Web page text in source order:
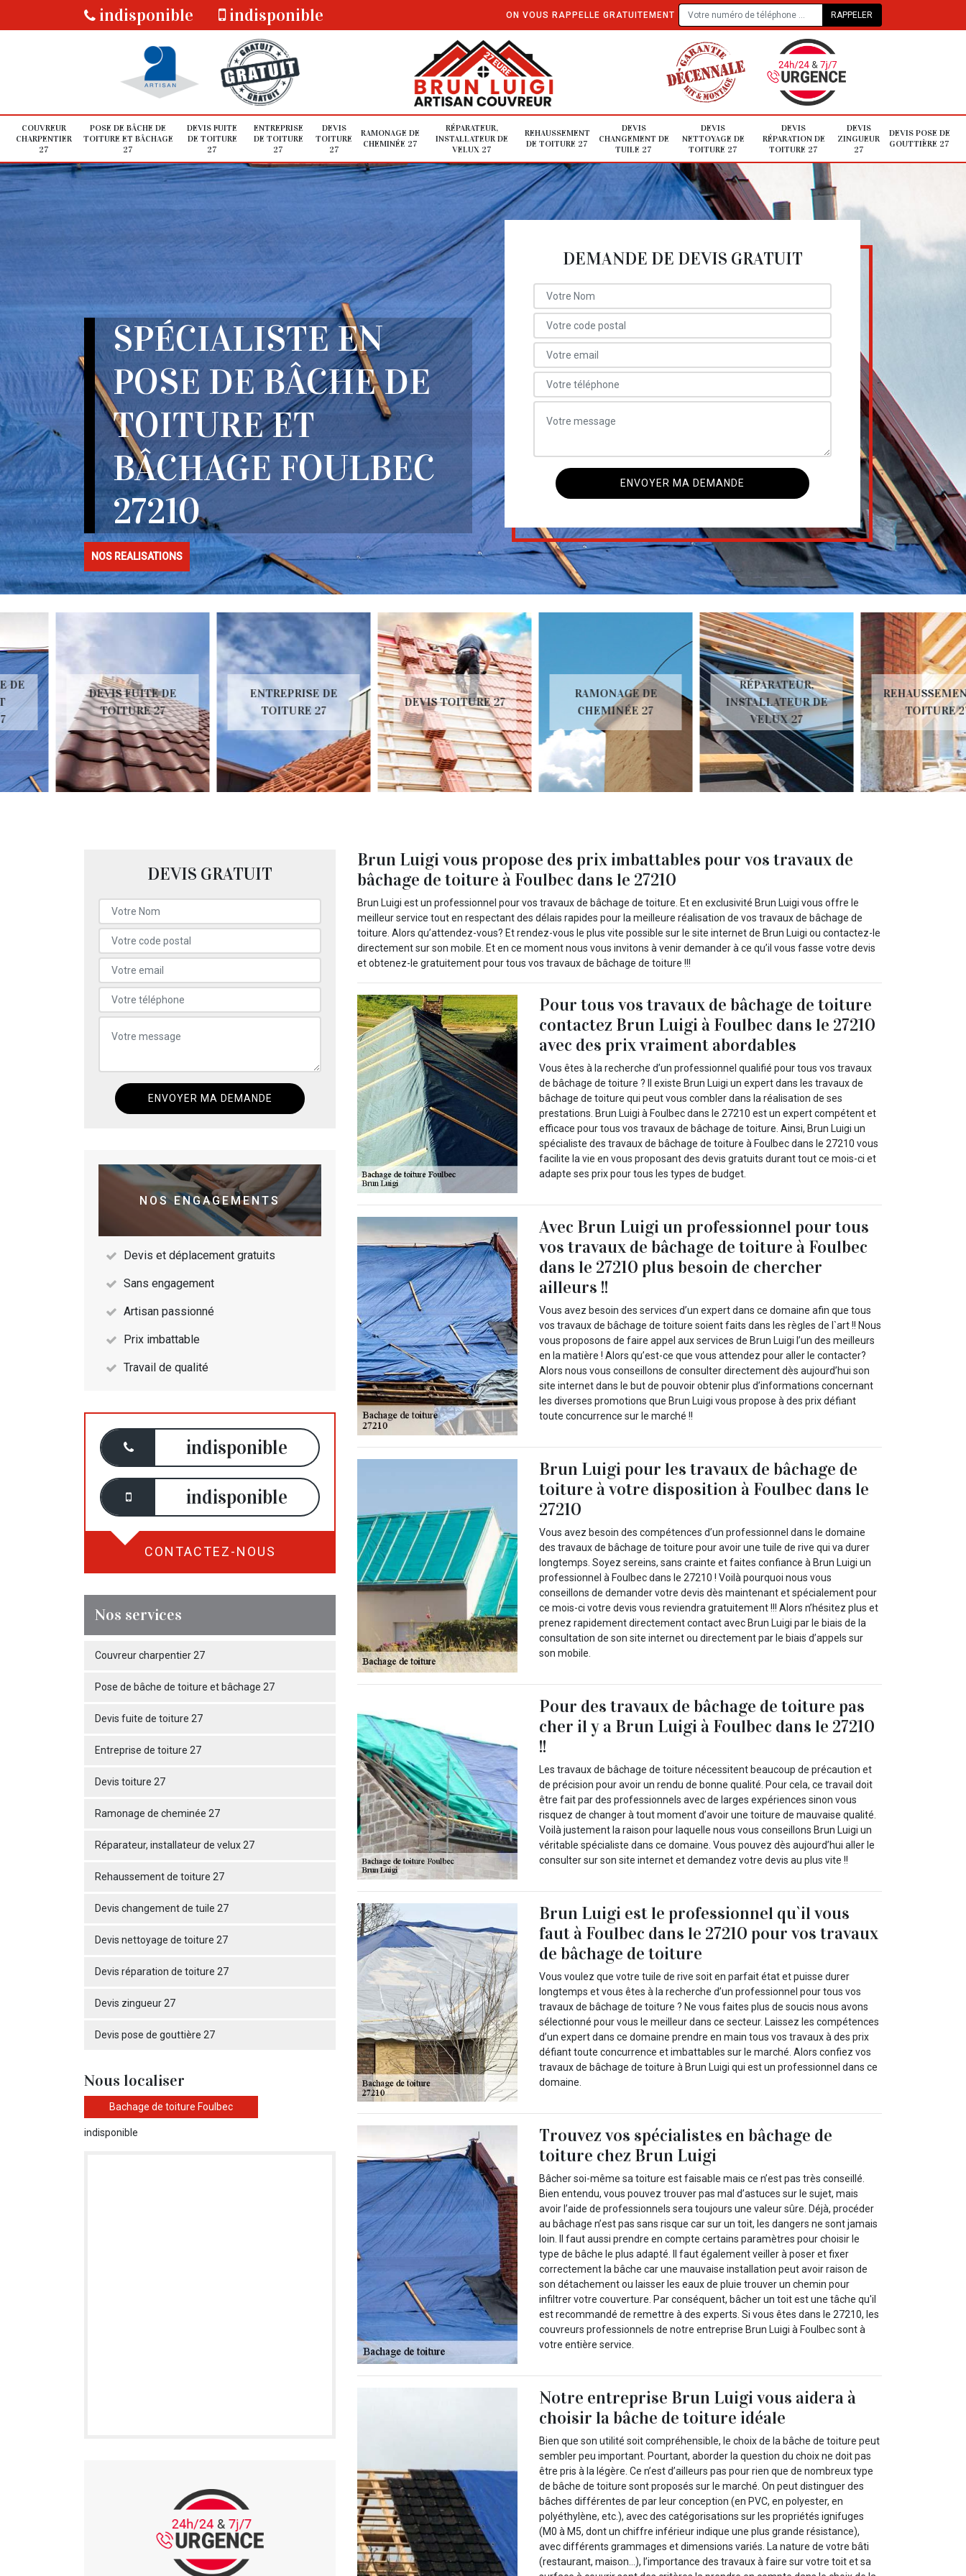
indisponible indisponible ON VOUS RAPPELLE GRATUITEMENT
COUVREUR
CHARPENTIER
27
POSE DE BÂCHE DE
TOITURE ET BÂCHAGE
27
DEVIS FUITE
DE TOITURE
27
ENTREPRISE
DE TOITURE
27
DEVIS
TOITURE
27
RAMONAGE DE
CHEMINÉE 27
RÉPARATEUR,
INSTALLATEUR DE
VELUX 27
REHAUSSEMENT
DE TOITURE 27
DEVIS
CHANGEMENT DE
TUILE 27
DEVIS
NETTOYAGE DE
TOITURE 27
DEVIS
RÉPARATION DE
TOITURE 27
DEVIS
ZINGUEUR
27
DEVIS POSE DE
GOUTTIÈRE 27
SPÉCIALISTE EN
POSE DE BÂCHE DE
TOITURE ET
BÂCHAGE FOULBEC
27210
NOS REALISATIONS
DEMANDE DE DEVIS GRATUIT
DEVIS FUITE DE
TOITURE 27
ENTREPRISE DE
TOITURE 27
DEVIS TOITURE 27
RAMONAGE DE
CHEMINÉE 27
RÉPARATEUR,
INSTALLATEUR DE
VELUX 27
REHAUSSEMENT DE
TOITURE 27
DEVIS GRATUIT
NOS ENGAGEMENTS
Devis et déplacement gratuits
Sans engagement
Artisan passionné
Prix imbattable
Travail de qualité
indisponible
indisponible
CONTACTEZ-NOUS
Nos services
Couvreur charpentier 27
Pose de bâche de toiture et bâchage 27
Devis fuite de toiture 27
Entreprise de toiture 27
Devis toiture 27
Ramonage de cheminée 27
Réparateur, installateur de velux 27
Rehaussement de toiture 27
Devis changement de tuile 27
Devis nettoyage de toiture 27
Devis réparation de toiture 27
Devis zingueur 27
Devis pose de gouttière 27
Nous localiser
Bachage de toiture Foulbec
indisponible
Brun Luigi vous propose des prix imbattables pour vos travaux de
bâchage de toiture à Foulbec dans le 27210
Brun Luigi est un professionnel pour vos travaux de bâchage de toiture. Et en exclusivité Brun Luigi vous offre le
meilleur service tout en respectant des délais rapides pour la meilleure réalisation de vos travaux de bâchage de
toiture. Alors qu’attendez-vous? Et rendez-vous le plus vite possible sur le site internet de Brun Luigi ou contactez-le
directement sur son mobile. Et en ce moment nous vous invitons à venir demander à ce qu’il vous fasse votre devis
et obtenez-le gratuitement pour tous vos travaux de bâchage de toiture !!!
Pour tous vos travaux de bâchage de toiture
contactez Brun Luigi à Foulbec dans le 27210
avec des prix vraiment abordables
Vous êtes à la recherche d’un professionnel qualifié pour tous vos travaux
de bâchage de toiture ? Il existe Brun Luigi un expert dans les travaux de
bâchage de toiture qui peut vous combler dans la réalisation de ses
prestations. Brun Luigi à Foulbec dans le 27210 est un expert compétent et
efficace pour tous vos travaux de bâchage de toiture. Ainsi, Brun Luigi un
spécialiste des travaux de bâchage de toiture à Foulbec dans le 27210 vous
facilite la vie en vous proposant des devis gratuits durant tout ce mois-ci et
adapte ses prix pour tous les types de budget.
Avec Brun Luigi un professionnel pour tous
vos travaux de bâchage de toiture à Foulbec
dans le 27210 plus besoin de chercher
ailleurs !!
Vous avez besoin des services d’un expert dans ce domaine afin que tous
vos travaux de bâchage de toiture soient faits dans les règles de l`art !! Nous
vous proposons de faire appel aux services de Brun Luigi l’un des meilleurs
en la matière ! Alors qu’est-ce que vous attendez pour aller le contacter?
Alors nous vous conseillons de consulter directement dès aujourd’hui son
site internet dans le but de pouvoir obtenir plus d’informations concernant
les diverses promotions que Brun Luigi vous propose à des prix défiant
toute concurrence sur le marché !!
Brun Luigi pour les travaux de bâchage de
toiture à votre disposition à Foulbec dans le
27210
Vous avez besoin des compétences d’un professionnel dans le domaine
des travaux de bâchage de toiture pour avoir une tuile de rive qui va durer
longtemps. Soyez sereins, sans crainte et faites confiance à Brun Luigi un
professionnel à Foulbec dans le 27210 ! Voilà pourquoi nous vous
conseillons de demander votre devis dès maintenant et spécialement pour
ce mois-ci votre devis vous reviendra gratuitement !!! Alors n’hésitez plus et
prenez rapidement directement contact avec Brun Luigi par le biais de la
consultation de son site internet ou directement par le biais d’appels sur
son mobile.
Pour des travaux de bâchage de toiture pas
cher il y a Brun Luigi à Foulbec dans le 27210
!!
Les travaux de bâchage de toiture nécessitent beaucoup de précaution et
de précision pour avoir un rendu de bonne qualité. Pour cela, ce travail doit
être fait par des professionnels avec de larges expériences sinon vous
risquez de changer à tout moment d’avoir une toiture de mauvaise qualité.
Voilà justement la raison pour laquelle nous vous conseillons Brun Luigi un
véritable spécialiste dans ce domaine. Vous pouvez dès aujourd’hui aller le
consulter sur son site internet et demandez votre devis au plus vite !!
Brun Luigi est le professionnel qu`il vous
faut à Foulbec dans le 27210 pour vos travaux
de bâchage de toiture
Vous voulez que votre tuile de rive soit en parfait état et puisse durer
longtemps et vous êtes à la recherche d’un professionnel pour tous vos
travaux de bâchage de toiture ? Ne vous faites plus de soucis nous avons
sélectionné pour vous le meilleur dans ce secteur. Laissez les compétences
d’un expert dans ce domaine prendre en main tous vos travaux à des prix
défiant toute concurrence et imbattables sur le marché. Alors confiez vos
travaux de bâchage de toiture à Brun Luigi qui est un professionnel dans ce
domaine.
Trouvez vos spécialistes en bâchage de
toiture chez Brun Luigi
Bâcher soi-même sa toiture est faisable mais ce n’est pas très conseillé.
Bien entendu, vous pouvez trouver pas mal d’astuces sur le sujet, mais
avoir l’aide de professionnels sera toujours une valeur sûre. Déjà, procéder
au bâchage n’est pas sans risque car sur un toit, les dangers ne sont jamais
loin. Il faut aussi prendre en compte certains paramètres pour choisir le
type de bâche le plus adapté. Il faut également veiller à poser et fixer
correctement la bâche car une mauvaise installation peut avoir raison de
son détachement ou laisser les eaux de pluie trouver un chemin pour
infiltrer votre couverture. Par conséquent, bâcher un toit est une tâche qu'il
est recommandé de remettre à des experts. Si vous êtes dans le 27210, les
couvreurs professionnels de notre entreprise Brun Luigi à Foulbec sont à
votre entière service.
Notre entreprise Brun Luigi vous aidera à
choisir la bâche de toiture idéale
Bien que son utilité soit compréhensible, le choix de la bâche de toiture peut
sembler peu important. Pourtant, aborder la question du choix ne doit pas
être pris à la légère. Ce n’est d’ailleurs pas pour rien que de nombreux type
de bâche de toiture sont proposés sur le marché. On peut distinguer des
bâches différentes de par leur conception (en PVC, en polyester, en
polyéthylène, etc.), avec des catégorisations sur les propriétés ignifuges
(M0 à M5, dont un chiffre inférieur indique une plus grande résistance),
avec différents grammages et dimensions variés. La nature de votre bâti
(restaurant, maison…), l’importance des travaux à faire sur votre toit et sa